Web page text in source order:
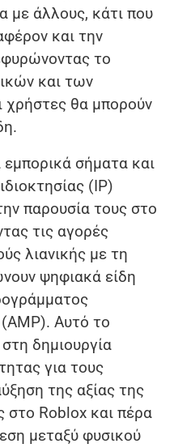
με άλλους, κάτι που
και την
το
και των
χρήστες θα μπορούν
εμπορικά σήματα και
(IP)
παρουσία τους στο
τις αγορές
λιανικής με τη
ψηφιακά είδη
Αυτό το
δημιουργία
για τους
της αξίας της
στο Roblox και πέρα
μεταξύ φυσικού